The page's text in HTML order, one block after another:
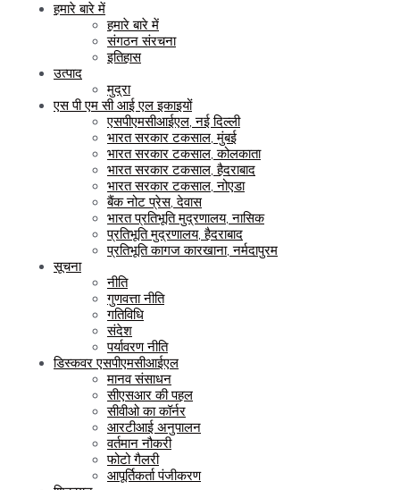
हमारे बारे में
हमारे बारे में
संगठन संरचना
इतिहास
उत्पाद
मुद्रा
एस पी एम सी आई एल इकाइयों
एसपीएमसीआईएल, नई दिल्ली
भारत सरकार टकसाल, मुंबई
भारत सरकार टकसाल, कोलकाता
भारत सरकार टकसाल, हैदराबाद
भारत सरकार टकसाल, नोएडा
बैंक नोट प्रेस, देवास
भारत प्रतिभूति मुद्रणालय, नासिक
प्रतिभूति मुद्रणालय, हैदराबाद
प्रतिभूति कागज कारखाना, नर्मदापुरम
सूचना
नीति
गुणवत्ता नीति
गतिविधि
संदेश
पर्यावरण नीति
डिस्कवर एसपीएमसीआईएल
मानव संसाधन
सीएसआर की पहल
सीवीओ का कॉर्नर
आरटीआई अनुपालन
वर्तमान नौकरी
फोटो गैलरी
आपूर्तिकर्ता पंजीकरण